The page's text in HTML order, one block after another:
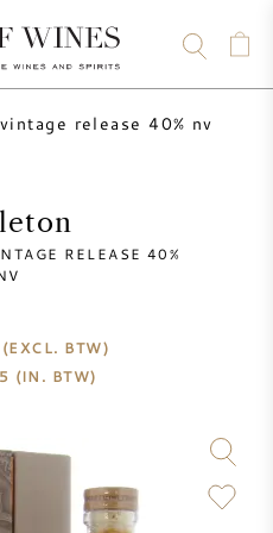
release 40% nv
RELEASE 40%
(EXCL. BTW)
(IN. BTW)